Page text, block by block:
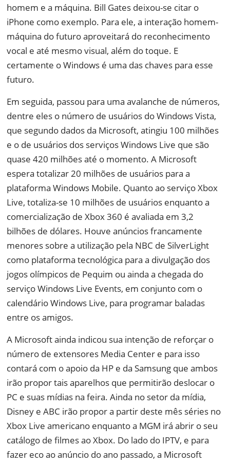
homem e a máquina. Bill Gates deixou-se citar o
iPhone como exemplo. Para ele, a interação homem-
máquina do futuro aproveitará do reconhecimento
vocal e até mesmo visual, além do toque. E
certamente o Windows é uma das chaves para esse
futuro.
Em seguida, passou para uma avalanche de números,
dentre eles o número de usuários do Windows Vista,
que segundo dados da Microsoft, atingiu 100 milhões
e o de usuários dos serviços Windows Live que são
quase 420 milhões até o momento. A Microsoft
espera totalizar 20 milhões de usuários para a
plataforma Windows Mobile. Quanto ao serviço Xbox
Live, totaliza-se 10 milhões de usuários enquanto a
comercialização de Xbox 360 é avaliada em 3,2
bilhões de dólares. Houve anúncios francamente
menores sobre a utilização pela NBC de SilverLight
como plataforma tecnológica para a divulgação dos
jogos olímpicos de Pequim ou ainda a chegada do
serviço Windows Live Events, em conjunto com o
calendário Windows Live, para programar baladas
entre os amigos.
A Microsoft ainda indicou sua intenção de reforçar o
número de extensores Media Center e para isso
contará com o apoio da HP e da Samsung que ambos
irão propor tais aparelhos que permitirão deslocar o
PC e suas mídias na feira. Ainda no setor da mídia,
Disney e ABC irão propor a partir deste mês séries no
Xbox Live americano enquanto a MGM irá abrir o seu
catálogo de filmes ao Xbox. Do lado do IPTV, e para
fazer eco ao anúncio do ano passado, a Microsoft